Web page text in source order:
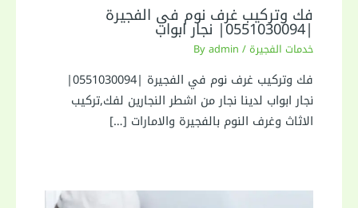
فك وتركيب غرف نوم في الفجيرة
|0551030094| نجار ابواب
خدمات الفجيرة / By
admin
فك وتركيب غرف نوم في الفجيرة |0551030094|
نجار ابواب لدينا نجار من اشطر النجارين لفك,تركيب
الاثاث وغرف النوم بالفجيرة والامارات […]